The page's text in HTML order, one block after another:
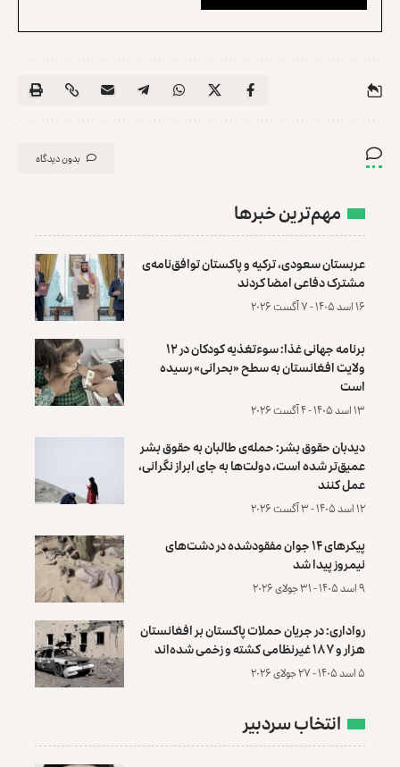
بدون دیدگاه
مهم‌ترین خبرها
عربستان سعودی، ترکیه و پاکستان توافق‌نامه‌ی
مشترک دفاعی امضا کردند
۱۶ اسد ۱۴۰۵ - ۷ آگست ۲۰۲۶
برنامه جهانی غذا: سوءتغذیه کودکان در ۱۲
ولایت افغانستان به سطح «بحرانی» رسیده
است
۱۳ اسد ۱۴۰۵ - ۴ آگست ۲۰۲۶
دیدبان حقوق بشر: حمله‌ی طالبان به حقوق بشر
عمیق‌تر شده است، دولت‌ها به جای ابراز نگرانی،
عمل کنند
۱۲ اسد ۱۴۰۵ - ۳ آگست ۲۰۲۶
پیکرهای ۱۴ جوان مفقودشده در دشت‌های
نیمروز پیدا شد
۹ اسد ۱۴۰۵ - ۳۱ جولای ۲۰۲۶
رواداری: در جریان حملات پاکستان بر افغانستان
هزار و ۱۸۷ غیرنظامی کشته و زخمی شده‌اند
۵ اسد ۱۴۰۵ - ۲۷ جولای ۲۰۲۶
انتخاب سردبیر